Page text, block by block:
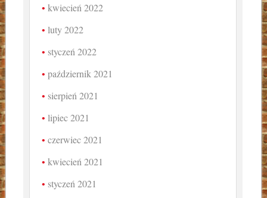
kwiecień 2022
luty 2022
styczeń 2022
październik 2021
sierpień 2021
lipiec 2021
czerwiec 2021
kwiecień 2021
styczeń 2021